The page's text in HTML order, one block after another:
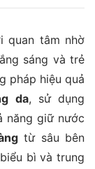
quan tâm nhờ
sáng và trẻ
pháp hiệu quả
da, sử dụng
năng giữ nước
từ sâu bên
bì và trung